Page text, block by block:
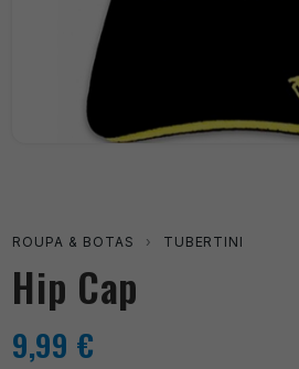
ROUPA & BOTAS › TUBERTINI
Hip Cap
9,99 €